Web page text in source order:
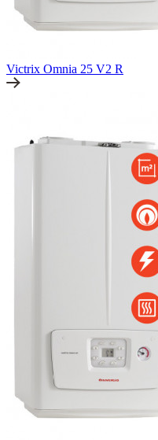
Victrix Omnia 25 V2 R